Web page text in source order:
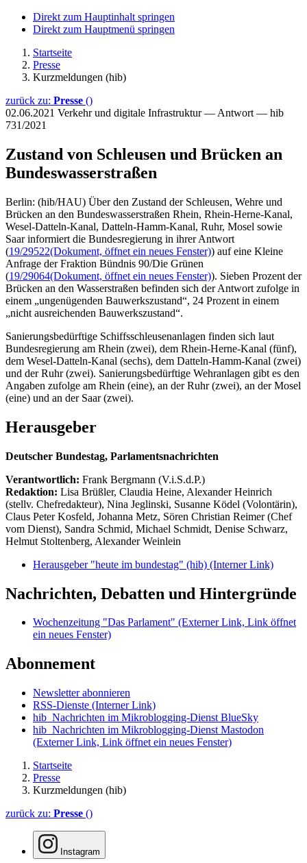
Direkt zum Hauptinhalt springen
Direkt zum Hauptmenü springen
Startseite
Presse
Kurzmeldungen (hib)
zurück zu: Presse ()
02.06.2021 Verkehr und digitale Infrastruktur — Antwort — hib
731/2021
Zustand von Schleusen und Brücken an
Bundeswasserstraßen
Berlin: (hib/HAU) Über den Zustand der Schleusen, Wehre und
Brücken an den Bundeswasserstraßen Rhein, Rhein-Herne-Kanal,
Wesel-Datteln-Kanal, Datteln-Hamm-Kanal, Ruhr, Mosel sowie
Saar informiert die Bundesregierung in ihrer Antwort
(19/29522(Dokument, öffnet ein neues Fenster)) auf eine Kleine
Anfrage der Fraktion Bündnis 90/Die Grünen
(19/29064(Dokument, öffnet ein neues Fenster)). Sieben Prozent der
Brücken an den Wasserstraßen befinden sich der Antwort zufolge in
einem „ungenügenden Bauwerkszustand“, 24 Prozent in einem
„nicht ausreichenden Bauwerkszustand“.
Sanierungsbedürftige Schiffsschleusenanlagen finden sich laut
Bundesregierung am Rhein (zwei), dem Rhein-Herne-Kanal (fünf),
dem Wesel-Datteln-Kanal (sechs), dem Datteln-Hamm-Kanal (zwei)
und der Ruhr (zwei). Sanierungsbedürftige Wehranlagen gibt es den
Angaben zufolge am Rhein (eine), an der Ruhr (zwei), an der Mosel
(eine) und an der Saar (zwei).
Herausgeber
Deutscher Bundestag, Parlamentsnachrichten
Verantwortlich: Frank Bergmann (V.i.S.d.P.)
Redaktion: Lisa Brüßler, Claudia Heine, Alexander Heinrich
(stellv. Chefredakteur), Nina Jeglinski, Susanne Ködel (Volontärin),
Claus Peter Kosfeld, Johanna Metz, Sören Christian Reimer (Chef
vom Dienst), Sandra Schmid, Michael Schmidt, Denise Schwarz,
Helmut Stoltenberg, Alexander Weinlein
Herausgeber "heute im bundestag" (hib) (Interner Link)
Nachrichten, Debatten und Hintergründe
Wochenzeitung "Das Parlament" (Externer Link, Link öffnet
ein neues Fenster)
Abonnement
Newsletter abonnieren
RSS-Dienste (Interner Link)
hib_Nachrichten im Mikroblogging-Dienst BlueSky
hib_Nachrichten im Mikroblogging-Dienst Mastodon
(Externer Link, Link öffnet ein neues Fenster)
Startseite
Presse
Kurzmeldungen (hib)
zurück zu: Presse ()
Instagram